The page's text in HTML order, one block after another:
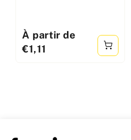
Prix
standard
À partir de
€1,11